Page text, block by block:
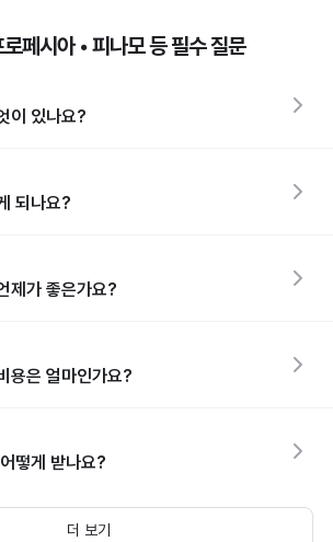
페시아 • 피나모 등 필수 질문
이 있나요?
되나요?
제가 좋은가요?
용은 얼마인가요?
떻게 받나요?
더 보기